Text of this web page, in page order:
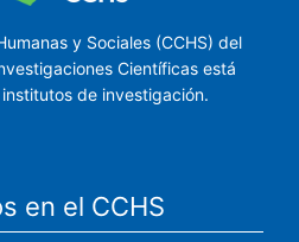
y Sociales (CCHS) del
Científicas está
de investigación.
en el CCHS